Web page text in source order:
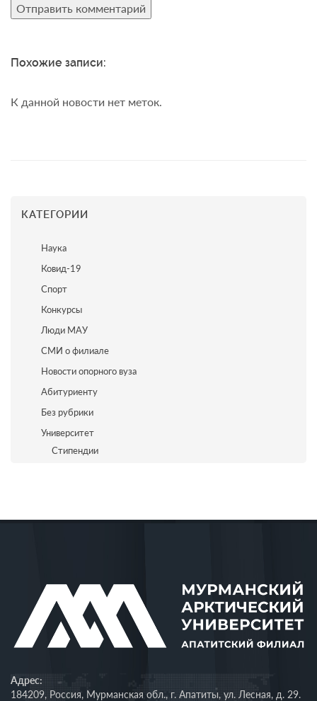
Похожие записи:
К данной новости нет меток.
КАТЕГОРИИ
Наука
Ковид-19
Спорт
Конкурсы
Люди МАУ
СМИ о филиале
Новости опорного вуза
Абитуриенту
Без рубрики
Университет
Стипендии
Адрес:
184209, Россия, Мурманская обл., г. Апатиты, ул. Лесная, д. 29.